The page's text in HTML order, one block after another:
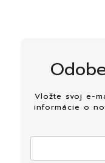
Vložte svoj e-
informácie o